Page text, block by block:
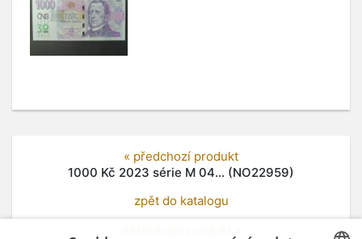
« předchozí produkt
1000 Kč 2023 série M 04... (NO22959)
zpět do katalogu